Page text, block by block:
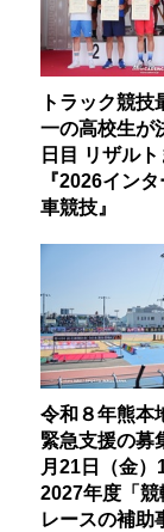
トラック競技
一の高校生が
日目 リザル
『2026イン
車競技』
令和８年熊本
緊急支援の募
月21日（金）
2027年度「競
レースの補助